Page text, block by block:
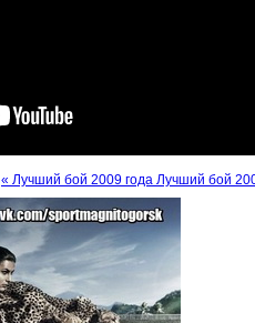
« Лучший бой 2009 года Лучший бой